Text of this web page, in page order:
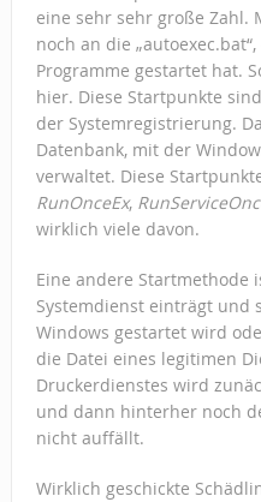
eine sehr sehr große
noch an die
Programme gestartet hat.
hier. Diese Startpunkte
der Systemregistrierung.
Datenbank, mit der
verwaltet. Diese
RunOnceEx,
wirklich viele davon.
Eine andere Startmethode
Systemdienst einträgt und
Windows gestartet wird
die Datei eines legitimen
Druckerdienstes wird
und dann hinterher noch
nicht auffällt.
Wirklich geschickte